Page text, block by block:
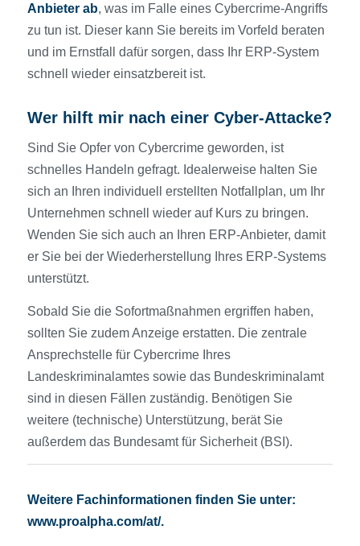
Anbieter ab, was im Falle eines Cybercrime-Angriffs
zu tun ist. Dieser kann Sie bereits im Vorfeld beraten
und im Ernstfall dafür sorgen, dass Ihr ERP-System
schnell wieder einsatzbereit ist.
Wer hilft mir nach einer Cyber-Attacke?
Sind Sie Opfer von Cybercrime geworden, ist
schnelles Handeln gefragt. Idealerweise halten Sie
sich an Ihren individuell erstellten Notfallplan, um Ihr
Unternehmen schnell wieder auf Kurs zu bringen.
Wenden Sie sich auch an Ihren ERP-Anbieter, damit
er Sie bei der Wiederherstellung Ihres ERP-Systems
unterstützt.
Sobald Sie die Sofortmaßnahmen ergriffen haben,
sollten Sie zudem Anzeige erstatten. Die zentrale
Ansprechstelle für Cybercrime Ihres
Landeskriminalamtes sowie das Bundeskriminalamt
sind in diesen Fällen zuständig. Benötigen Sie
weitere (technische) Unterstützung, berät Sie
außerdem das Bundesamt für Sicherheit (BSI).
Weitere Fachinformationen finden Sie unter:
www.proalpha.com/at/.